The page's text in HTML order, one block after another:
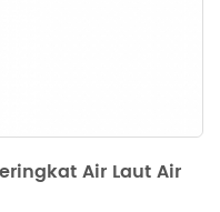
Air Laut Air